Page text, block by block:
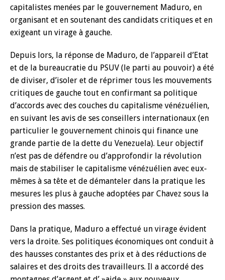
capitalistes menées par le gouvernement Maduro, en
organisant et en soutenant des candidats critiques et en
exigeant un virage à gauche.
Depuis lors, la réponse de Maduro, de l’appareil d’Etat
et de la bureaucratie du PSUV (le parti au pouvoir) a été
de diviser, d’isoler et de réprimer tous les mouvements
critiques de gauche tout en confirmant sa politique
d’accords avec des couches du capitalisme vénézuélien,
en suivant les avis de ses conseillers internationaux (en
particulier le gouvernement chinois qui finance une
grande partie de la dette du Venezuela). Leur objectif
n’est pas de défendre ou d’approfondir la révolution
mais de stabiliser le capitalisme vénézuélien avec eux-
mêmes à sa tête et de démanteler dans la pratique les
mesures les plus à gauche adoptées par Chavez sous la
pression des masses.
Dans la pratique, Maduro a effectué un virage évident
vers la droite. Ses politiques économiques ont conduit à
des hausses constantes des prix et à des réductions de
salaires et des droits des travailleurs. Il a accordé des